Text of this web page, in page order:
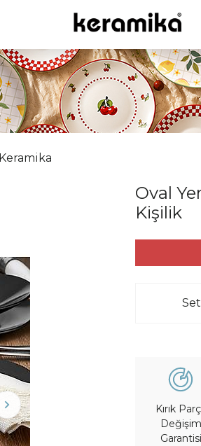
Keramika
Oval
Kişilik
Kırık
Değişim
Garantisi